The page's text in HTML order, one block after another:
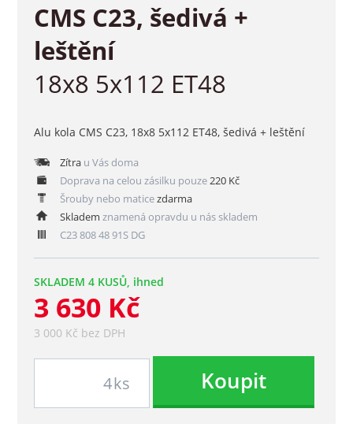
CMS C23, šedivá +
leštění
18x8 5x112 ET48
Alu kola CMS C23, 18x8 5x112 ET48, šedivá + leštění
Zítrau Vás doma
Doprava na celou zásilku pouze220 Kč
Šrouby nebo maticezdarma
Skladem znamená opravdu u nás skladem
C23 808 48 91S DG
SKLADEM 4 KUSŮ, ihned
3 630 Kč
3 000 Kč bez DPH
ks Koupit